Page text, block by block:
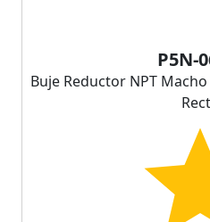
P5N-
Buje Reductor NPT